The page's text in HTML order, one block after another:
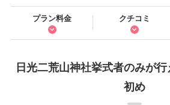
プラン料金 クチコミ
日光二荒山神社挙式者のみが
初め